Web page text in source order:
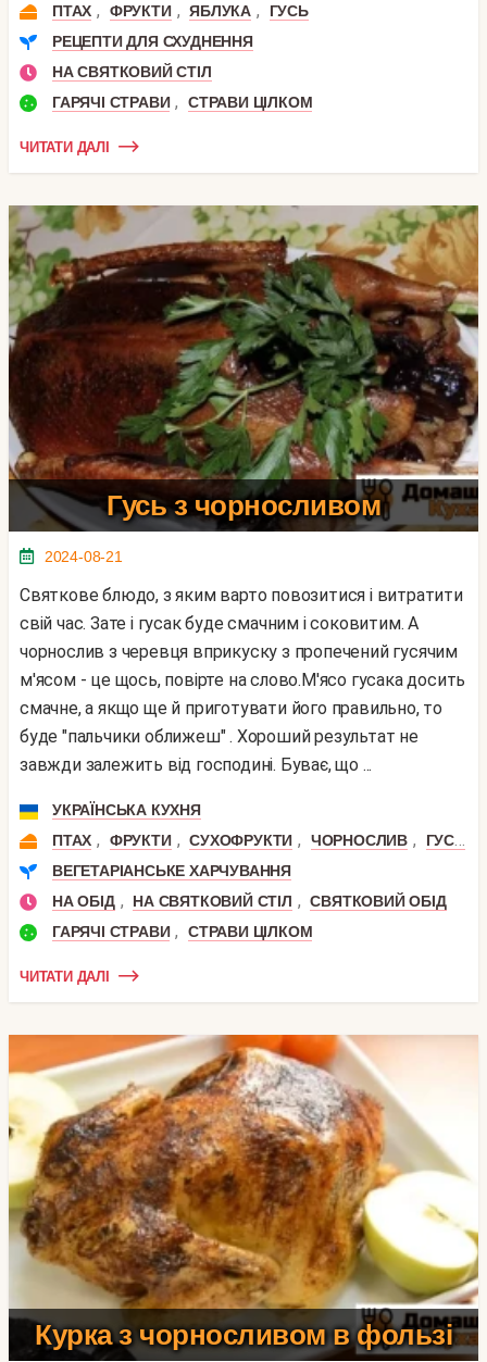
ПТАХ , ФРУКТИ , ЯБЛУКА ,
ГУСЬ
РЕЦЕПТИ ДЛЯ СХУДНЕННЯ
НА СВЯТКОВИЙ СТІЛ
ГАРЯЧІ СТРАВИ , СТРАВИ ЦІЛКОМ
ЧИТАТИ ДАЛІ
Гусь з чорносливом
2024-08-21
Святкове блюдо, з яким варто повозитися і витратити
свій час. Зате і гусак буде смачним і соковитим. А
чорнослив з черевця вприкуску з пропечений гусячим
м'ясом - це щось, повірте на слово.М'ясо гусака досить
смачне, а якщо ще й приготувати його правильно, то
буде "пальчики оближеш" . Хороший результат не
завжди залежить від господині. Буває, що ...
УКРАЇНСЬКА КУХНЯ
ПТАХ , ФРУКТИ , СУХОФРУКТИ , ЧОРНОСЛИВ ,
ГУСЬ
ВЕГЕТАРІАНСЬКЕ ХАРЧУВАННЯ
НА ОБІД , НА СВЯТКОВИЙ СТІЛ , СВЯТКОВИЙ ОБІД
ГАРЯЧІ СТРАВИ , СТРАВИ ЦІЛКОМ
ЧИТАТИ ДАЛІ
Курка з чорносливом в фользі